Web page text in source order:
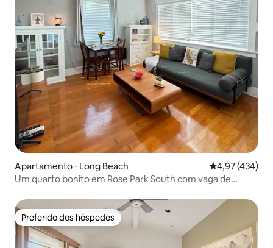
Apartamento ⋅ Long Beach 4,97 de uma
4,97 (434)
Um quarto bonito em Rose Park South com vaga de
Preferido dos hóspedes
Preferido dos hóspedes